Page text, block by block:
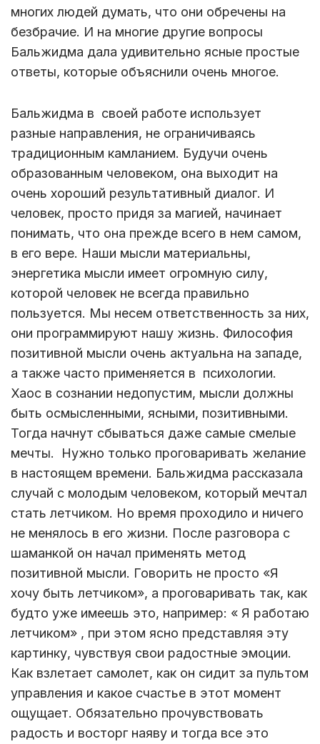
многих людей думать, что они обречены на
безбрачие. И на многие другие вопросы
Бальжидма дала удивительно ясные простые
ответы, которые объяснили очень многое.
Бальжидма в своей работе использует
разные направления, не ограничиваясь
традиционным камланием. Будучи очень
образованным человеком, она выходит на
очень хороший результативный диалог. И
человек, просто придя за магией, начинает
понимать, что она прежде всего в нем самом,
в его вере. Наши мысли материальны,
энергетика мысли имеет огромную силу,
которой человек не всегда правильно
пользуется. Мы несем ответственность за них,
они программируют нашу жизнь. Философия
позитивной мысли очень актуальна на западе,
а также часто применяется в психологии.
Хаос в сознании недопустим, мысли должны
быть осмысленными, ясными, позитивными.
Тогда начнут сбываться даже самые смелые
мечты. Нужно только проговаривать желание
в настоящем времени. Бальжидма рассказала
случай с молодым человеком, который мечтал
стать летчиком. Но время проходило и ничего
не менялось в его жизни. После разговора с
шаманкой он начал применять метод
позитивной мысли. Говорить не просто «Я
хочу быть летчиком», а проговаривать так, как
будто уже имеешь это, например: « Я работаю
летчиком» , при этом ясно представляя эту
картинку, чувствуя свои радостные эмоции.
Как взлетает самолет, как он сидит за пультом
управления и какое счастье в этот момент
ощущает. Обязательно прочувствовать
радость и восторг наяву и тогда все это